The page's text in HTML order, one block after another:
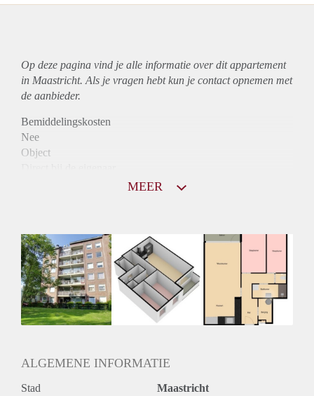
Op deze pagina vind je alle informatie over ditappartement
in Maastricht. Als je vragen hebt kun je contact opnemen met
de aanbieder.
Bemiddelingskosten
Nee
Object
Huurtoeslag
Mogelijk
Inkomen eis
N.V.T.
Huurtermijn
Onbepaalde termijn
MEER
ALGEMENE INFORMATIE
Stad Maastricht